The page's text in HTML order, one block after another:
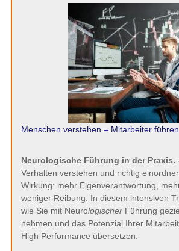
Menschen verstehen – Mitarbeiter führen
Neurologische Führung in der Praxis.
Verhalten verstehen und richtig
Wirkung: mehr Eigenverantwortung,
weniger Reibung. In diesem intensiven
wie Sie mit NeurologischerFührung
nehmen und das Potenzial Ihrer
High Performance übersetzen.